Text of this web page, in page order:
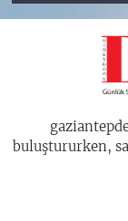
buluştururken,